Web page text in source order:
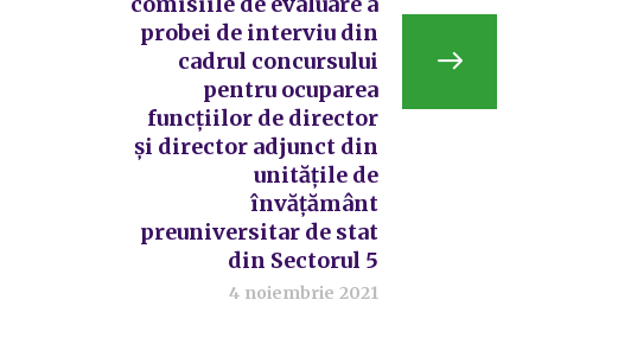
probei de interviu din
cadrul concursului
pentru ocuparea
funcțiilor de director
și director adjunct din
unitățile de
învățământ
preuniversitar de stat
din Sectorul 5
4 noiembrie 2021